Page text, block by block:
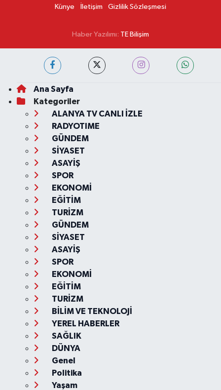
Künye İletişim Gizlilik Sözleşmesi
Haber Yazılımı: TE Bilişim
Ana Sayfa
Kategoriler
ALANYA TV CANLI İZLE
RADYOTIME
GÜNDEM
SİYASET
ASAYİŞ
SPOR
EKONOMİ
EĞİTİM
TURİZM
GÜNDEM
SİYASET
ASAYİŞ
SPOR
EKONOMİ
EĞİTİM
TURİZM
BİLİM VE TEKNOLOJİ
YEREL HABERLER
SAĞLIK
DÜNYA
Genel
Politika
Yaşam